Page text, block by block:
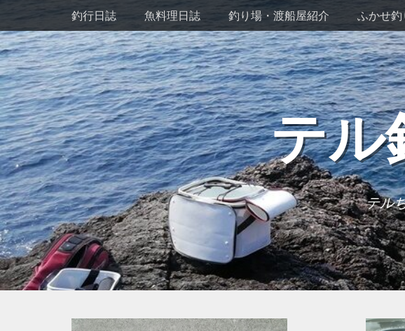
コ
テ
ン
ツ
へ
ス
キ
ッ
プ
メインメニュー
釣行日誌 魚料理日誌 釣り場・渡船屋紹介 ふかせ
テル
テル